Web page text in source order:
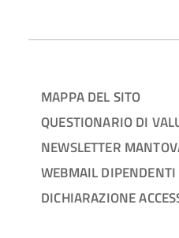
MAPPA DEL SITO
QUESTIONARIO DI
NEWSLETTER
WEBMAIL DIPENDENTI
DICHIARAZIONE